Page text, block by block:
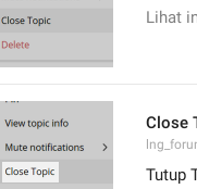
Lihat
Close
Tutup